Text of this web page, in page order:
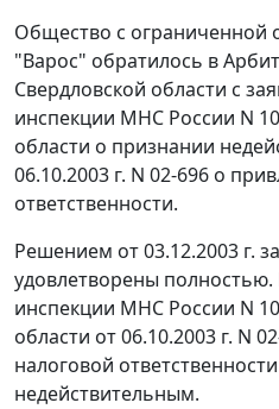
Общество с ограниченной
"Варос" обратилось в
Свердловской области с
инспекции МНС России N
области о признании
06.10.2003 г. N 02-696 о
ответственности.
Решением от 03.12.2003 г.
удовлетворены
инспекции МНС России N
области от 06.10.2003 г. N
налоговой
недействительным.